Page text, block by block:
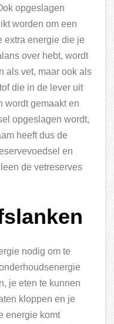
opgeslagen
worden om een
extra energie die je
over hebt, wordt
als vet, maar ook als
die in de lever uit
wordt gemaakt en
opgeslagen wordt,
heeft dus de
en
de vetreserves
nodig om te
je eten te kunnen
kloppen en je
energie komt